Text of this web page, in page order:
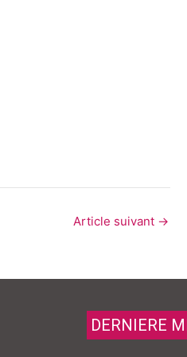
Article suivant →
DERNIERE